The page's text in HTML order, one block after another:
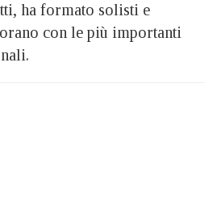
ha formato solisti e
con le più importanti